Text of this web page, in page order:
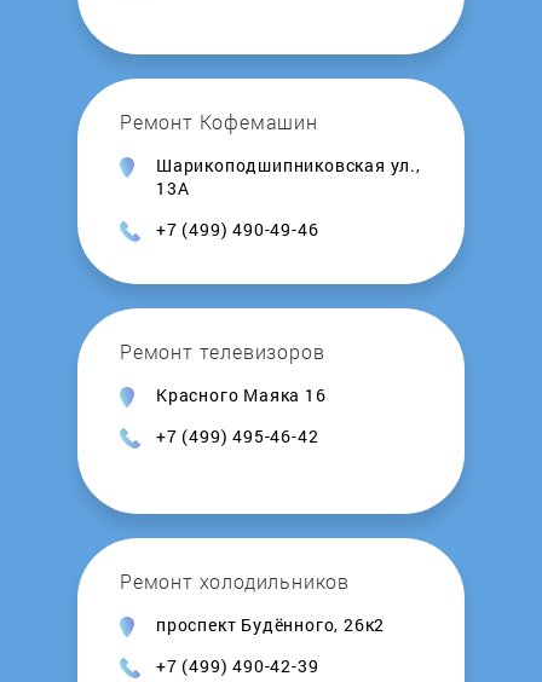
Royal Thermo
Stiebel Eltron
Sunsystem
Superlux
Tatramat
TeplOks
Termet
Ремонт Кофемашин
Шарикоподшипниковская ул.,
13А
+7 (499) 490-49-46
Ремонт телевизоров
Красного Маяка 16
+7 (499) 495-46-42
Ремонт холодильников
проспект Будённого, 26к2
+7 (499) 490-42-39